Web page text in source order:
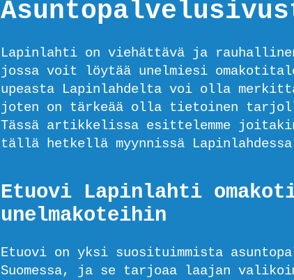
Lapinlahti on viehättävä ja
jossa voit löytää unelmiesi
upeasta Lapinlahdelta voi olla
joten on tärkeää olla tietoinen
Tässä artikkelissa esittelemme
tällä hetkellä myynnissä
Etuovi Lapinlahti
unelmakoteihin
Etuovi on yksi suosituimmista
Suomessa, ja se tarjoaa laajan